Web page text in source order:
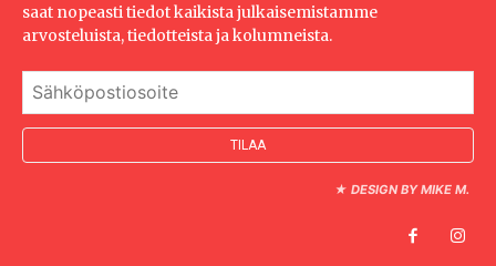
saat nopeasti tiedot kaikista julkaisemistamme
arvosteluista, tiedotteista ja kolumneista.
★ DESIGN BY MIKE M.